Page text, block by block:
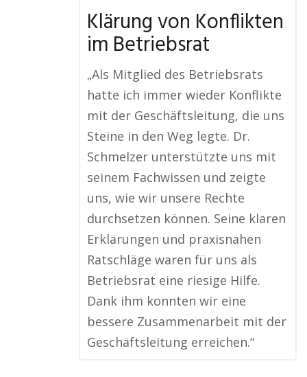
Klärung von Konflikten
im Betriebsrat
„Als Mitglied des Betriebsrats
hatte ich immer wieder Konflikte
mit der Geschäftsleitung, die uns
Steine in den Weg legte. Dr.
Schmelzer unterstützte uns mit
seinem Fachwissen und zeigte
uns, wie wir unsere Rechte
durchsetzen können. Seine klaren
Erklärungen und praxisnahen
Ratschläge waren für uns als
Betriebsrat eine riesige Hilfe.
Dank ihm konnten wir eine
bessere Zusammenarbeit mit der
Geschäftsleitung erreichen.“